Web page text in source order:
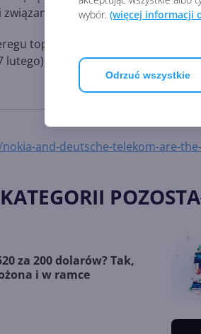
wybór. (więcej informacji
Odrzuć wszystkie
z podróżowaniem.
topowych producentów, to
i nadal będzie na nich co
and-deutsche-telekom-are-
za 200 dolarów? Tak,
i w ramce